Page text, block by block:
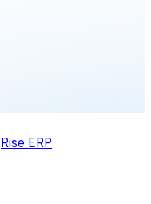
Rise ERP